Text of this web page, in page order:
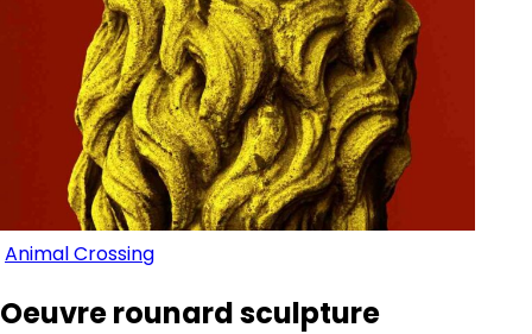
Animal Crossing
Oeuvre rounard sculpture